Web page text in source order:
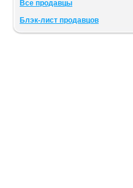
Все продавцы
Блэк-лист продавцов